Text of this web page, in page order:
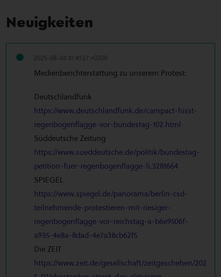
Neuigkeiten
2025-08-04 10:41:27 +0200
Medienberichterstattung zu unserem Protest:
Deutschlandfunk
https://www.deutschlandfunk.de/campact-hisst-
regenbogenflagge-vor-bundestag-102.html
Süddeutsche Zeitung
https://www.sueddeutsche.de/politik/bundestag-
petition-fuer-regenbogenflagge-li.3281664
SPIEGEL
https://www.spiegel.de/panorama/berlin-csd-
teilnehmende-protestieren-mit-riesiger-
regenbogenflagge-vor-reichstag-a-b6e9506f-
a935-4e8a-8dad-4e7a38cb62f5
Die ZEIT
https://www.zeit.de/gesellschaft/zeitgeschehen/202